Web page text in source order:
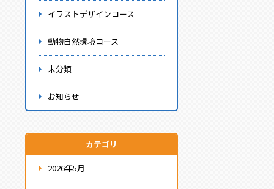
イラストデザインコース
動物自然環境コース
未分類
お知らせ
カテゴリ
2026年5月